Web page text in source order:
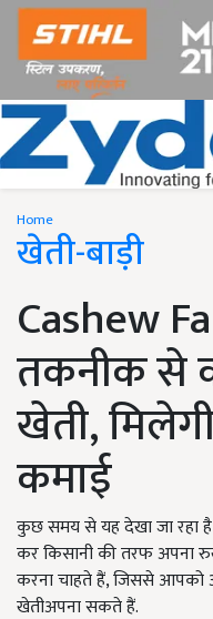
Home
खेती-बाड़ी
Cashew
तकनीक से
खेती,
कमाई
कुछ समय से यह देखा जा रहा
कर किसानी की तरफ अपना
करना चाहते हैं, जिससे आपको
खेतीअपना सकते हैं.